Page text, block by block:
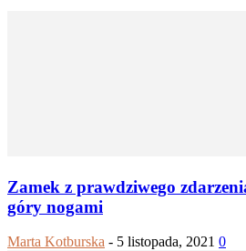
Zamek z prawdziwego
góry nogami
Marta Kotburska - 5 listopada, 2021 0